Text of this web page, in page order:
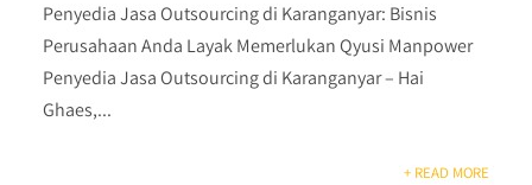
Penyedia Jasa Outsourcing di Karanganyar: Bisnis
Perusahaan Anda Layak Memerlukan Qyusi Manpower
Penyedia Jasa Outsourcing di Karanganyar – Hai
Ghaes,...
+ READ MORE